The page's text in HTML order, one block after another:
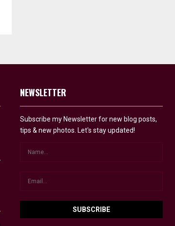
NEWSLETTER
Subscribe my Newsletter for new blog posts,
tips & new photos. Let's stay updated!